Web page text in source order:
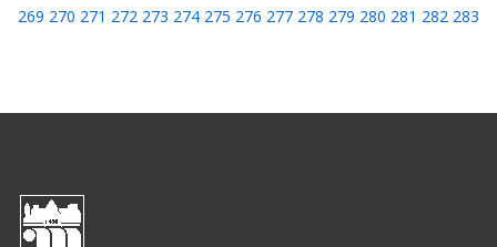
269 270 271 272 273 274 275 276 277 278 279 280 281 282 283